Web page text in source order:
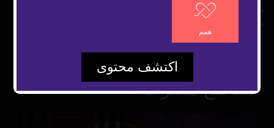
محتوى أغنية "أرض السعادة" التي أعدت مخصوصاً لهذه المناسبة
مقاطع مقترحة
همم
اكتشف محتوى